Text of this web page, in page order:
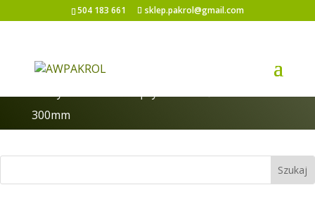
504 183 661 sklep.pakrol@gmail.com
Strona główna
Pokrywa zbiornika opryskiwacza średnica
300mm